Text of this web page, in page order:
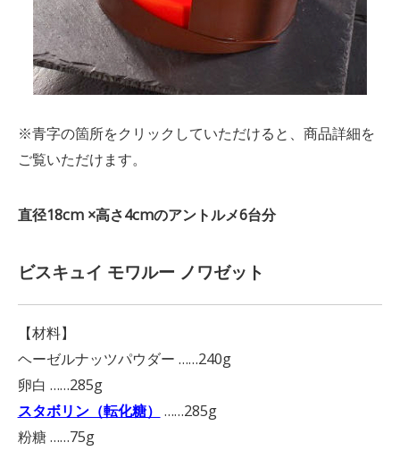
※青字の箇所をクリックしていただけると、商品詳細を
ご覧いただけます。
直径18cm ×高さ4cmのアントルメ6台分
ビスキュイ モワルー ノワゼット
【材料】
ヘーゼルナッツパウダー ……240g
卵白 ……285g
スタボリン（転化糖） ……285g
粉糖 ……75g